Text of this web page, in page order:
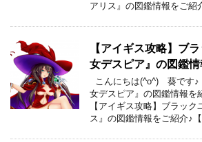
アリス』の図鑑情報をご
【アイギス攻略】ブ
女デスピア』の図鑑
こんにちは(^o^) 葵です♪
女デスピア』の図鑑情報を
【アイギス攻略】ブラック
ス』の図鑑情報をご紹介♪